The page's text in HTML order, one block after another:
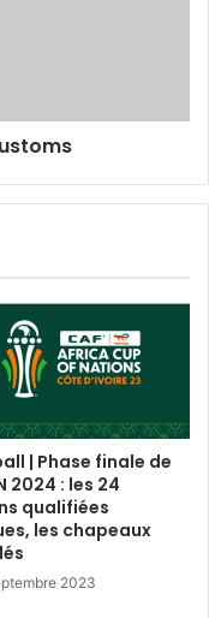
| Phase finale de
2024 : les 24
qualifiées
les chapeaux
2023